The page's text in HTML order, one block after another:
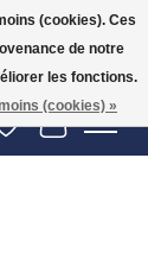
werkdagen
Liste de souhaits
Panier
(cookies). Ces
de notre
les fonctions.
(cookies) »